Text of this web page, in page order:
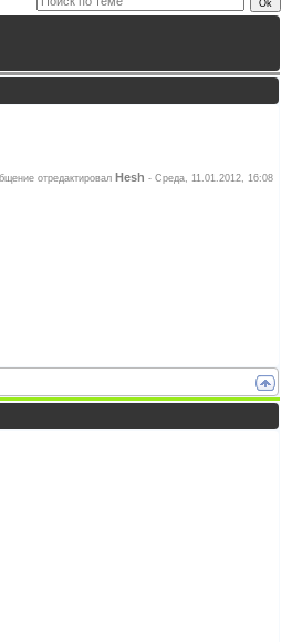
отредактировал Hesh - Среда, 11.01.2012, 16:08